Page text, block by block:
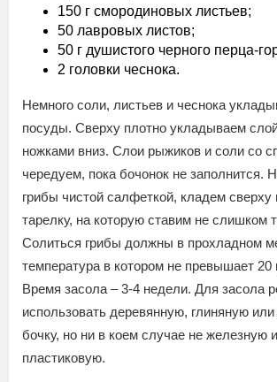
150 г смородиновых листьев;
50 лавровых листов;
50 г душистого черного перца-
2 головки чеснока.
Немного соли, листьев и чеснока
посуды. Сверху плотно укладываем
ножками вниз. Слои рыжиков и соли со
чередуем, пока бочонок не заполнится.
грибы чистой салфеткой, кладем сверху
тарелку, на которую ставим не слишком
Солиться грибы должны в прохладном
температура в котором не превышает 20
Время засола – 3-4 недели. Для засола
использовать деревянную, глиняную
бочку, но ни в коем случае не железную
пластиковую.